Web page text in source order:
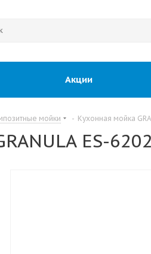
Акции
мойки - Кухонная мойка
ES-